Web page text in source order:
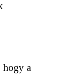
hogy a